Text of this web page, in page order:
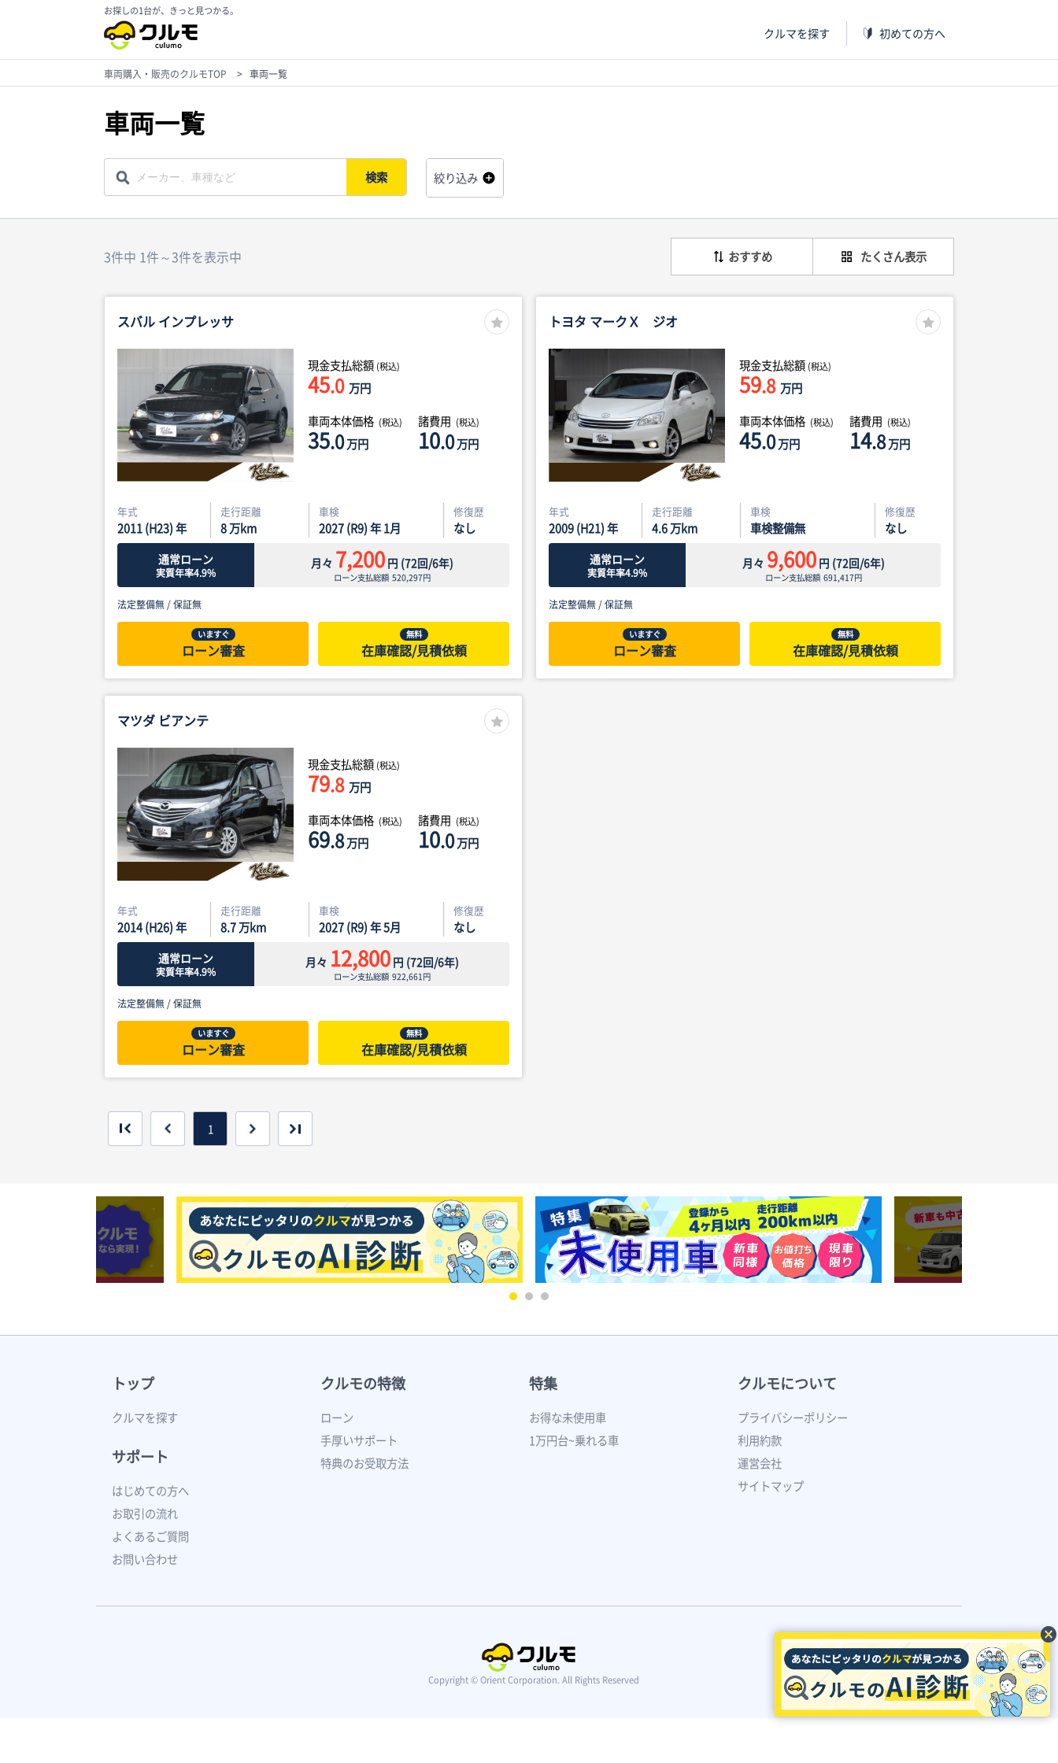
cancel
お探しの1台が、きっと見つかる。
クルマを探す 初めての方へ
車両購入・販売のクルモTOP > 車両一覧
車両一覧
検索 絞り込み
3件中 1件～3件を表示中 おすすめ たくさん表示
スバル インプレッサ
現金支払総額 (税込)
45.0 万円
車両本体価格 (税込)
35.0万円
諸費用 (税込)
10.0万円
年式
2011 (H23) 年
走行距離
8万km
車検
2027 (R9) 年 1月
修復歴
なし
通常ローン
実質年率4.9%
月々 7,200円 (72回/6年)
ローン支払総額 520,297円
法定整備無 /保証無
いますぐ
ローン審査
無料
在庫確認/見積依頼
トヨタ マークＸ ジオ
現金支払総額 (税込)
59.8 万円
車両本体価格 (税込)
45.0万円
諸費用 (税込)
14.8万円
年式
2009 (H21) 年
走行距離
4.6万km
車検
車検整備無
修復歴
なし
通常ローン
実質年率4.9%
月々 9,600円 (72回/6年)
ローン支払総額 691,417円
法定整備無 /保証無
いますぐ
ローン審査
無料
在庫確認/見積依頼
マツダ ビアンテ
現金支払総額 (税込)
79.8 万円
車両本体価格 (税込)
69.8万円
諸費用 (税込)
10.0万円
年式
2014 (H26) 年
走行距離
8.7万km
車検
2027 (R9) 年 5月
修復歴
なし
通常ローン
実質年率4.9%
月々 12,800円 (72回/6年)
ローン支払総額 922,661円
法定整備無 /保証無
いますぐ
ローン審査
無料
在庫確認/見積依頼
1
トップ
クルマを探す
サポート
はじめての方へ
お取引の流れ
よくあるご質問
お問い合わせ
クルモの特徴
ローン
手厚いサポート
特典のお受取方法
特集
お得な未使用車
1万円台~乗れる車
クルモについて
プライバシーポリシー
利用約款
運営会社
サイトマップ
Copyright © Orient Corporation. All Rights Reserved